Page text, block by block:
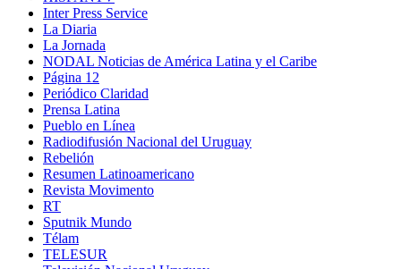
Inter Press Service
La Diaria
La Jornada
NODAL Noticias de América Latina y el Caribe
Página 12
Periódico Claridad
Prensa Latina
Pueblo en Línea
Radiodifusión Nacional del Uruguay
Rebelión
Resumen Latinoamericano
Revista Movimento
RT
Sputnik Mundo
Télam
TELESUR